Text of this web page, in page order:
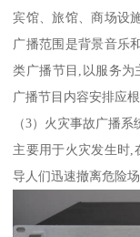
宾馆、旅馆、商场设
广播范围是背景音乐
类广播节目,以服务为
广播节目内容安排应
（3）火灾事故广播系
主要用于火灾发生时,
导人们迅速撤离危险场